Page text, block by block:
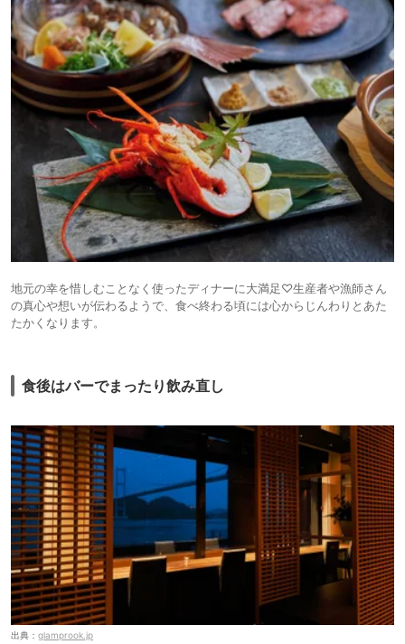
地元の幸を惜しむことなく使ったディナーに大満足♡生産者や漁師さん
の真心や想いが伝わるようで、食べ終わる頃には心からじんわりとあた
たかくなります。
食後はバーでまったり飲み直し
出典： glamprook.jp